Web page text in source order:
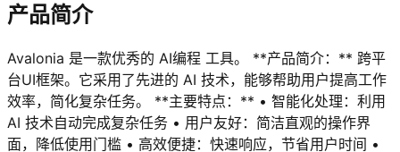
产品简介
Avalonia 是一款优秀的 AI编程 工具。 **产品简介：** 跨平
台UI框架。它采用了先进的 AI 技术，能够帮助用户提高工作
效率，简化复杂任务。 **主要特点：** • 智能化处理：利用
AI 技术自动完成复杂任务 • 用户友好：简洁直观的操作界
面，降低使用门槛 • 高效便捷：快速响应，节省用户时间 •